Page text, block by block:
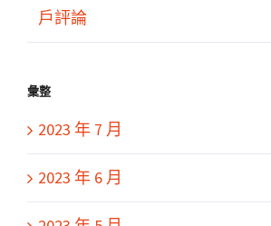
戶評論
彙整
2023 年 7 月
2023 年 6 月